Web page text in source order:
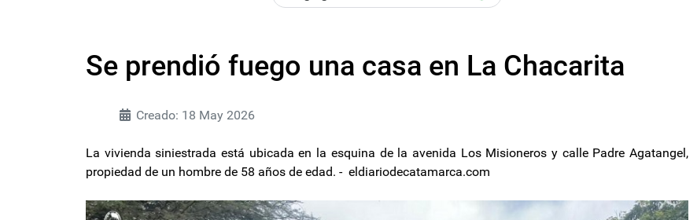
Se prendió fuego una casa en La Chacarita
Creado: 18 May 2026
La vivienda siniestrada está ubicada en la esquina de la avenida Los Misioneros y calle Padre Agatangel,
propiedad de un hombre de 58 años de edad. - eldiariodecatamarca.com